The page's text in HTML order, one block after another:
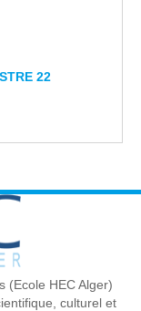
22
(Ecole HEC Alger)
culturel et